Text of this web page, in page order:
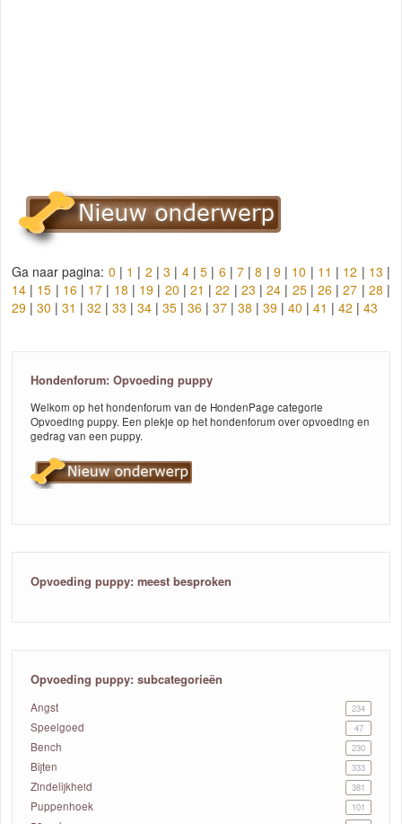
Ga naar pagina: 0 | 1 | 2 |3 | 4|5 | 6 | 7|8 | 9 | 10 | 11 | 12 | 13 |
14 | 15 | 16 | 17 | 18 | 19 | 20 | 21 |22 | 23 |24 | 25|26 |27 | 28 |
29 | 30 | 31 | 32 | 33 | 34 | 35 | 36 | 37 | 38 | 39 | 40 | 41 | 42 | 43
Hondenforum: Opvoeding puppy
Welkom op het hondenforum van de HondenPage categorie
Opvoeding puppy. Een plekje op het hondenforum over opvoeding en
gedrag van een puppy.
Opvoeding puppy: meest besproken
Opvoeding puppy: subcategorieën
234
Angst
47
Speelgoed
230
Bench
333
Bijten
381
Zindelijkheid
101
Puppenhoek